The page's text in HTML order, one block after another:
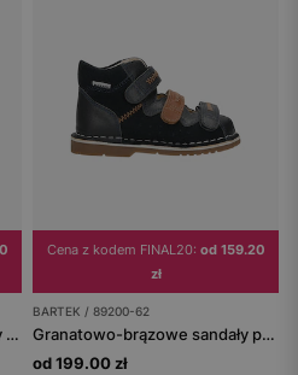
Granatowo-niebieskie sandały profilaktyczne z obcasem Thomasa BARTEK 89200-61
Cena z kodem FINAL20: od 159.20
zł
BARTEK / 89200-62
Granatowo-brązowe sandały profilaktyczne z obcasem Thomasa BARTEK 89200-62
od 199.00 zł